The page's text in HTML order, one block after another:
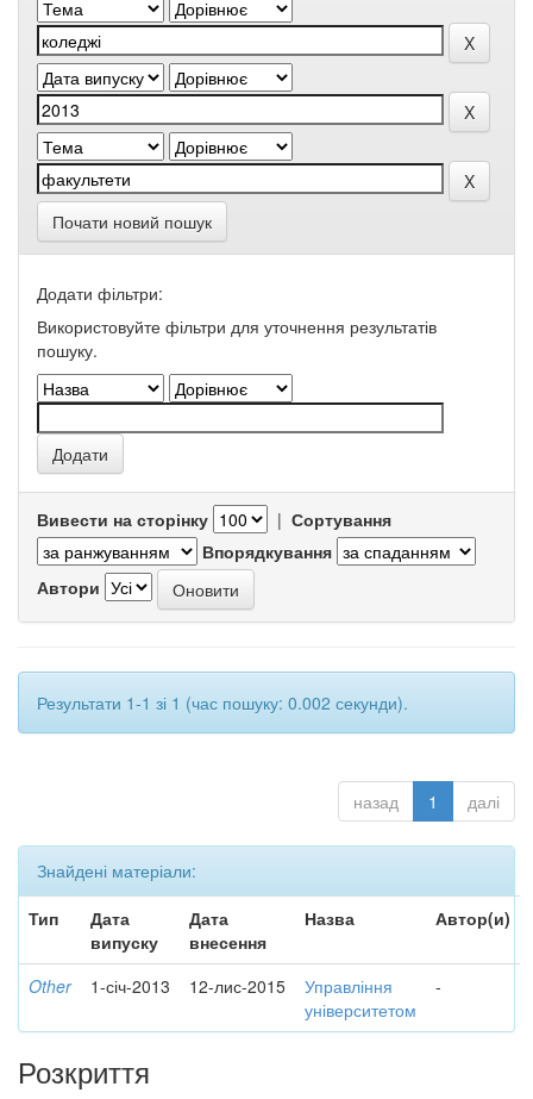
Почати новий пошук
Додати фільтри:
Використовуйте фільтри для уточнення результатів
пошуку.
Вивести на сторінку | Сортування
Впорядкування
Автори
Результати 1-1 зі 1 (час пошуку: 0.002 секунди).
назад 1 далі
Знайдені матеріали:
Тип
Дата
випуску
Дата
внесення
Назва Автор(и)
Other 1-січ-2013 12-лис-2015
Управління
університетом
-
Розкриття